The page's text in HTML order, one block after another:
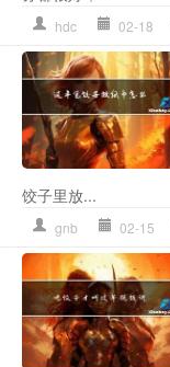
hdc 02-18
饺子里放...
gnb 02-15